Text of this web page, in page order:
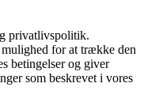
privatlivspolitik.
for at trække den
betingelser og giver
som beskrevet i vores